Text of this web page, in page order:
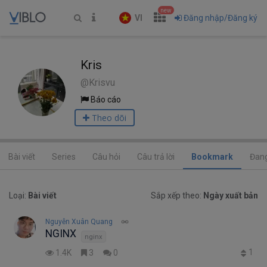
VI
new
Đăng nhập/Đăng ký
Kris
@Krisvu
Báo cáo
Theo dõi
Bài viết Series Câu hỏi Câu trả lời Bookmark
Loại: Bài viết Sắp xếp theo: Ngày xuất bản
Nguyễn Xuân Quang
NGINX nginx
1.4K 3 0 1